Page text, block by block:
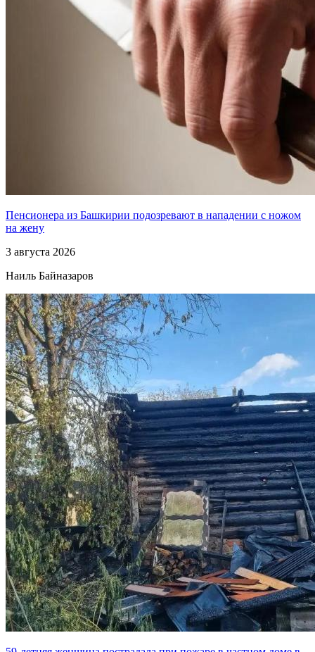
Пенсионера из Башкирии подозревают в нападении с ножом
на жену
3 августа 2026
Наиль Байназаров